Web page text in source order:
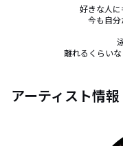
好きな人
今も自
離れるくらいな
アーティスト情報